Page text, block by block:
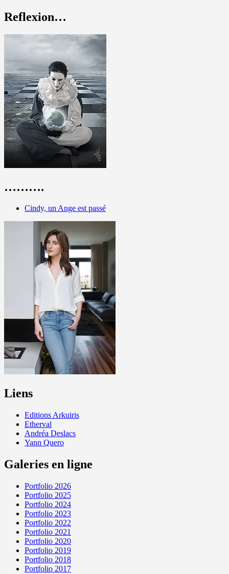
Reflexion…
……….
Cindy, un Ange est passé
Liens
Editions Arkuiris
Etherval
Andréa Deslacs
Yann Quero
Galeries en ligne
Portfolio 2026
Portfolio 2025
Portfolio 2024
Portfolio 2023
Portfolio 2022
Portfolio 2021
Portfolio 2020
Portfolio 2019
Portfolio 2018
Portfolio 2017